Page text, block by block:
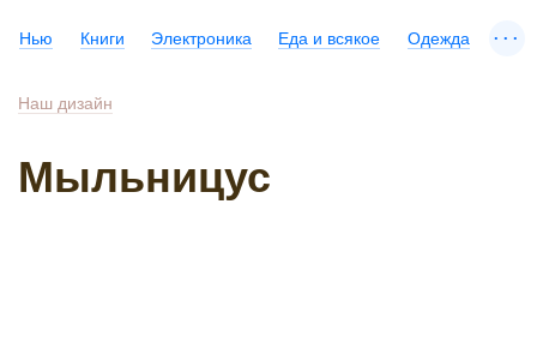
Нью Книги Электроника Еда и всякое Одежда ...
Наш дизайн
Мыльницус